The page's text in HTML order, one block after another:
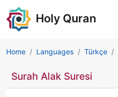
Holy Quran
Home Languages Türkçe
Surah Alak Suresi